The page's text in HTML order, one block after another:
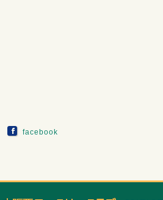
facebook